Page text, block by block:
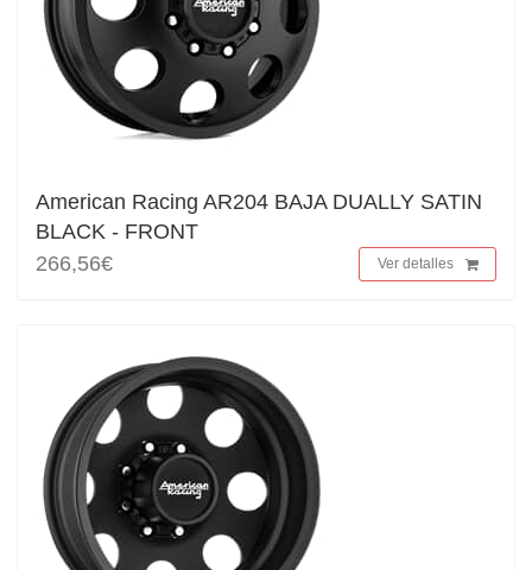
American Racing AR204 BAJA DUALLY SATIN
BLACK - FRONT
266,56€
Ver detalles